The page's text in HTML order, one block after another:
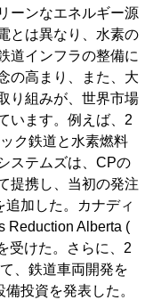
ーンなエネルギー源
とは異なり、水素の
道インフラの整備に
の高まり、また、大
り組みが、世界市場
います。例えば、2
ク鉄道と水素燃料
ステムズは、CPの
提携し、当初の発注
加した。カナディ
Reduction Alberta (
受けた。さらに、2
、鉄道車両開発を
投資を発表した。